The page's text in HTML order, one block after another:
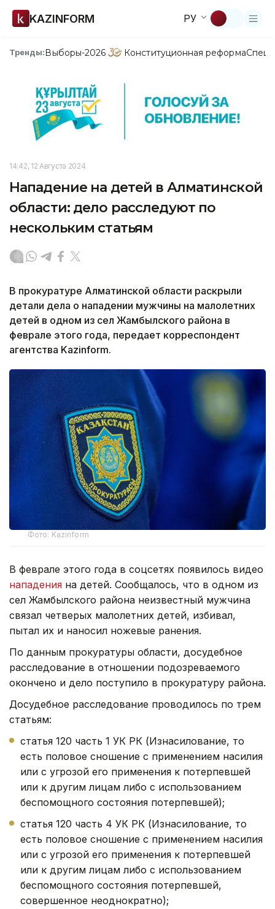
KAZINFORM РУ
Тренды:Выборы-2026 Конституционная реформа
14:42, 12 Августа 2024
Нападение на детей в Алматинской
области: дело расследуют по
нескольким статьям
В прокуратуре Алматинской области раскрыли
детали дела о нападении мужчины на малолетних
детей в одном из сел Жамбылского района в
феврале этого года, передает корреспондент
агентства Kazinform.
Фото: Kazinform
В феврале этого года в соцсетях появилось видео
нападения на детей. Сообщалось, что в одном из
сел Жамбылского района неизвестный мужчина
связал четверых малолетних детей, избивал,
пытал их и наносил ножевые ранения.
По данным прокуратуры области, досудебное
расследование в отношении подозреваемого
окончено и дело поступило в прокуратуру района.
Досудебное расследование проводилось по трем
статьям:
статья 120 часть 1 УК РК (Изнасилование, то
есть половое сношение с применением насилия
или с угрозой его применения к потерпевшей
или к другим лицам либо с использованием
беспомощного состояния потерпевшей);
статья 120 часть 4 УК РК (Изнасилование, то
есть половое сношение с применением насилия
или с угрозой его применения к потерпевшей
или к другим лицам либо с использованием
беспомощного состояния потерпевшей,
совершенное неоднократно);